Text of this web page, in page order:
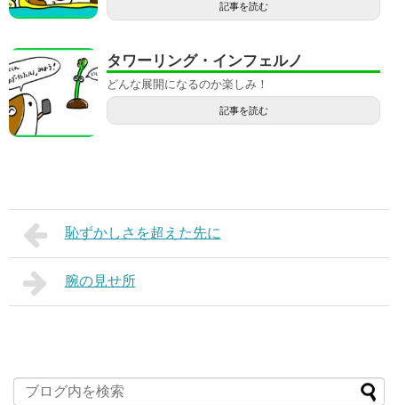
記事を読む
タワーリング・インフェルノ
どんな展開になるのか楽しみ！
記事を読む
恥ずかしさを超えた先に
腕の見せ所